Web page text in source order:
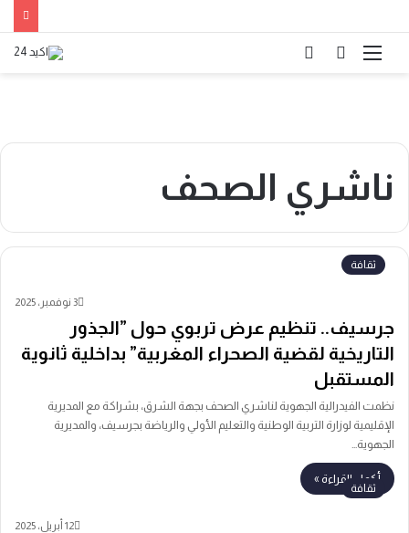
القائمة بحث
ناشري الصحف
ثقافة
3 نوفمبر، 2025
جرسيف.. تنظيم عرض تربوي حول ”الجذور
التاريخية لقضية الصحراء المغربية” بداخلية ثانوية
المستقبل
نظمت الفيدرالية الجهوية لناشري الصحف بجهة الشرق، بشراكة مع المديرية
الإقليمية لوزارة التربية الوطنية والتعليم الأولي والرياضة بجرسيف، والمديرية
الجهوية…
أكمل القراءة »
ثقافة
12 أبريل، 2025